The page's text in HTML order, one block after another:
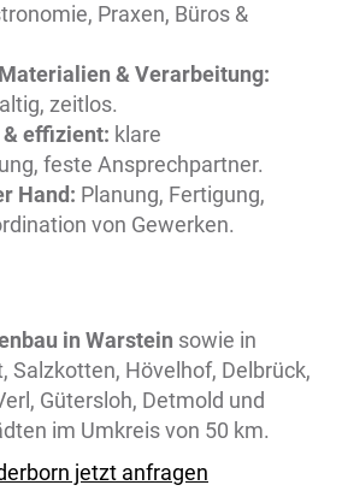
Praxen, Büros &
& Verarbeitung:
zeitlos.
effizient: klare
feste Ansprechpartner.
Hand: Planung, Fertigung,
von Gewerken.
in Warstein sowie in
Salzkotten, Hövelhof, Delbrück,
Gütersloh, Detmold und
im Umkreis von 50 km.
jetzt anfragen